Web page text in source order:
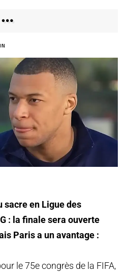
sacre en Ligue des
: la finale sera ouverte
Paris a un avantage :
le 75e congrès de la FIFA,